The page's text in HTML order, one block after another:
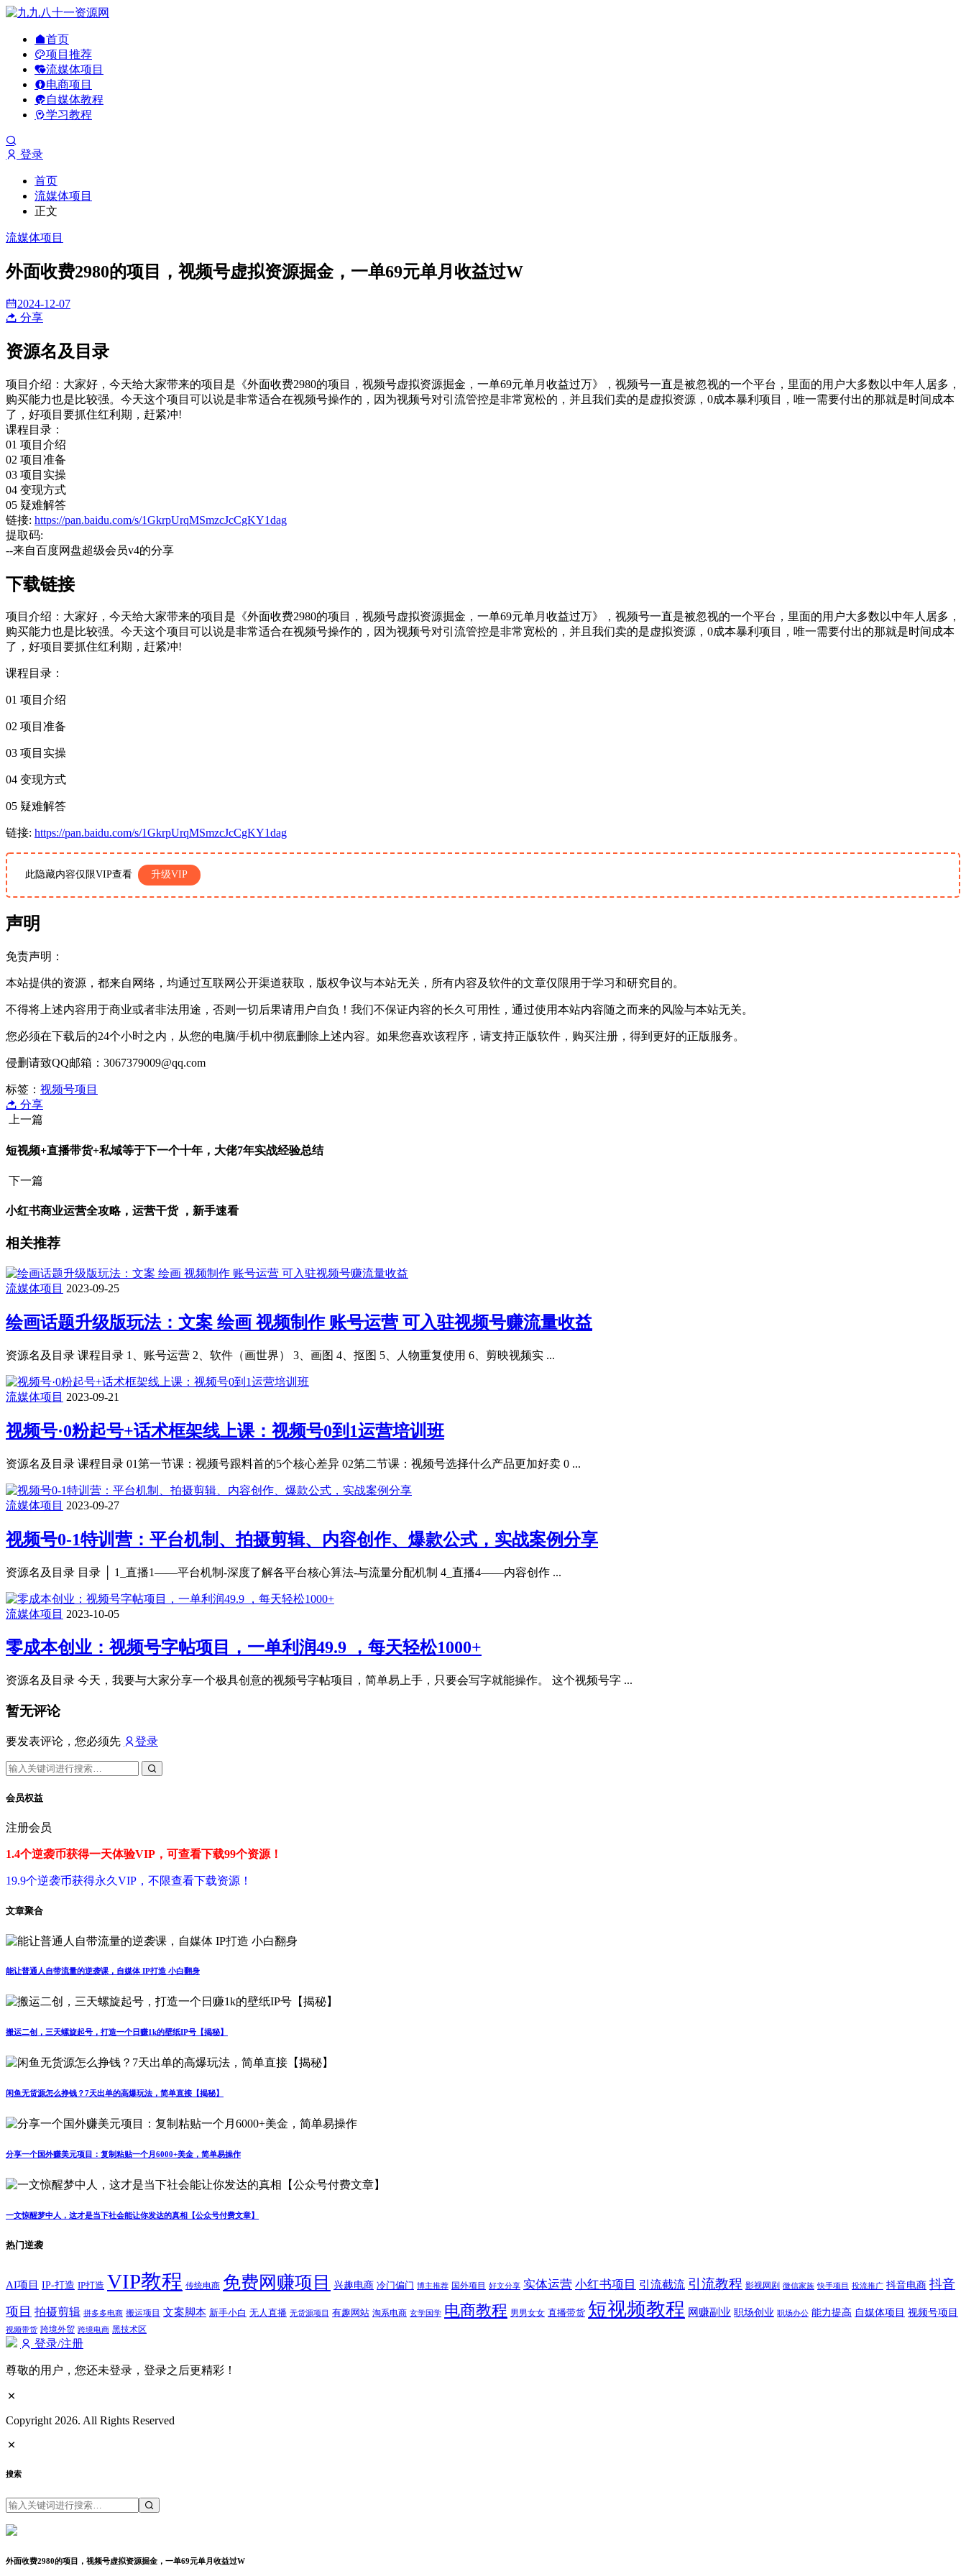
首页
项目推荐
流媒体项目
电商项目
自媒体教程
学习教程
登录
首页
流媒体项目
正文
流媒体项目
外面收费2980的项目，视频号虚拟资源掘金，一单69元单月收益过W
2024-12-07
分享
资源名及目录
项目介绍：大家好，今天给大家带来的项目是《外面收费2980的项目，视频号虚拟资源掘金，一单69元单月收益过万》，视频号一直是被忽视的一个平台，里面的用户大多数以中年人居多，
购买能力也是比较强。今天这个项目可以说是非常适合在视频号操作的，因为视频号对引流管控是非常宽松的，并且我们卖的是虚拟资源，0成本暴利项目，唯一需要付出的那就是时间成本
了，好项目要抓住红利期，赶紧冲!
课程目录：
01 项目介绍
02 项目准备
03 项目实操
04 变现方式
05 疑难解答
链接: https://pan.baidu.com/s/1GkrpUrqMSmzcJcCgKY1dag
提取码:
--来自百度网盘超级会员v4的分享
下载链接
项目介绍：大家好，今天给大家带来的项目是《外面收费2980的项目，视频号虚拟资源掘金，一单69元单月收益过万》，视频号一直是被忽视的一个平台，里面的用户大多数以中年人居多，
购买能力也是比较强。今天这个项目可以说是非常适合在视频号操作的，因为视频号对引流管控是非常宽松的，并且我们卖的是虚拟资源，0成本暴利项目，唯一需要付出的那就是时间成本
了，好项目要抓住红利期，赶紧冲!
课程目录：
01 项目介绍
02 项目准备
03 项目实操
04 变现方式
05 疑难解答
链接: https://pan.baidu.com/s/1GkrpUrqMSmzcJcCgKY1dag
此隐藏内容仅限VIP查看 升级VIP
声明
免责声明：
本站提供的资源，都来自网络，均通过互联网公开渠道获取，版权争议与本站无关，所有内容及软件的文章仅限用于学习和研究目的。
不得将上述内容用于商业或者非法用途，否则一切后果请用户自负！我们不保证内容的长久可用性，通过使用本站内容随之而来的风险与本站无关。
您必须在下载后的24个小时之内，从您的电脑/手机中彻底删除上述内容。如果您喜欢该程序，请支持正版软件，购买注册，得到更好的正版服务。
侵删请致QQ邮箱：3067379009@qq.com
标签： 视频号项目
分享
上一篇
短视频+直播带货+私域等于下一个十年，大佬7年实战经验总结
下一篇
小红书商业运营全攻略，运营干货 ，新手速看
相关推荐
流媒体项目 2023-09-25
绘画话题升级版玩法：文案 绘画 视频制作 账号运营 可入驻视频号赚流量收益
资源名及目录 课程目录 1、账号运营 2、软件（画世界） 3、画图 4、抠图 5、人物重复使用 6、剪映视频实 ...
流媒体项目 2023-09-21
视频号·0粉起号+话术框架线上课：视频号0到1运营培训班
资源名及目录 课程目录 01第一节课：视频号跟料首的5个核心差异 02第二节课：视频号选择什么产品更加好卖 0 ...
流媒体项目 2023-09-27
视频号0-1特训营：平台机制、拍摄剪辑、内容创作、爆款公式，实战案例分享
资源名及目录 目录 │ 1_直播1——平台机制-深度了解各平台核心算法-与流量分配机制 4_直播4——内容创作 ...
流媒体项目 2023-10-05
零成本创业：视频号字帖项目，一单利润49.9 ，每天轻松1000+
资源名及目录 今天，我要与大家分享一个极具创意的视频号字帖项目，简单易上手，只要会写字就能操作。 这个视频号字 ...
暂无评论
要发表评论，您必须先 登录
会员权益
注册会员
1.4个逆袭币获得一天体验VIP，可查看下载99个资源！
19.9个逆袭币获得永久VIP，不限查看下载资源！
文章聚合
能让普通人自带流量的逆袭课，自媒体 IP打造 小白翻身
搬运二创，三天螺旋起号，打造一个日赚1k的壁纸IP号【揭秘】
闲鱼无货源怎么挣钱？7天出单的高爆玩法，简单直接【揭秘】
分享一个国外赚美元项目：复制粘贴一个月6000+美金，简单易操作
一文惊醒梦中人，这才是当下社会能让你发达的真相【公众号付费文章】
热门逆袭
AI项目 IP-打造 IP打造 VIP教程 传统电商 免费网赚项目 兴趣电商 冷门偏门 博主推荐 国外项目 好文分享 实体运营 小红书项目 引流截流 引流教程 影视网剧 微信家族 快手项目 投流推广 抖音电商 抖音
项目 拍摄剪辑 拼多多电商 搬运项目 文案脚本 新手小白 无人直播 无货源项目 有趣网站 淘系电商 玄学国学 电商教程 男男女女 直播带货 短视频教程 网赚副业 职场创业 职场办公 能力提高 自媒体项目 视频号项目
视频带货 跨境外贸 跨境电商 黑技术区
登录/注册
尊敬的用户，您还未登录，登录之后更精彩！
Copyright 2026. All Rights Reserved
搜索
外面收费2980的项目，视频号虚拟资源掘金，一单69元单月收益过W